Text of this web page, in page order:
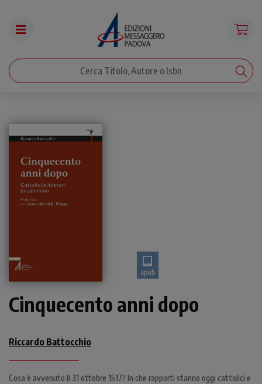
epub
Cinquecento anni dopo
Riccardo Battocchio
Cosa è avvenuto il 31 ottobre 1517? In che rapporti stanno oggi cattolici e